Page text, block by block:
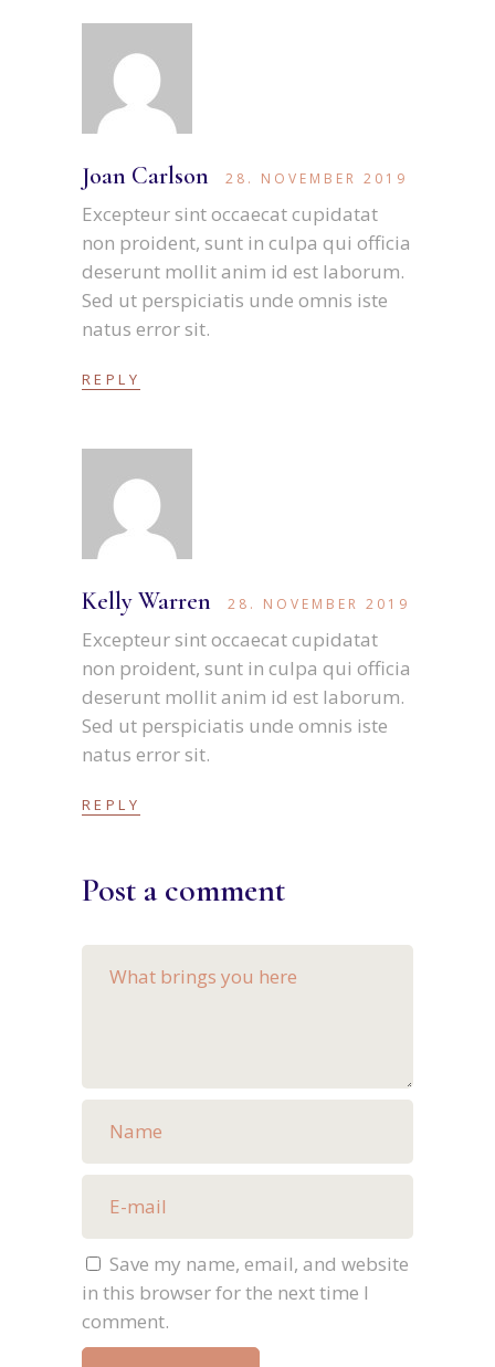
Joan Carlson 28. NOVEMBER 2019
Excepteur sint occaecat cupidatat
non proident, sunt in culpa qui officia
deserunt mollit anim id est laborum.
Sed ut perspiciatis unde omnis iste
natus error sit.
REPLY
Kelly Warren 28. NOVEMBER 2019
Excepteur sint occaecat cupidatat
non proident, sunt in culpa qui officia
deserunt mollit anim id est laborum.
Sed ut perspiciatis unde omnis iste
natus error sit.
REPLY
Post a comment
Save my name, email, and website
in this browser for the next time I
comment.